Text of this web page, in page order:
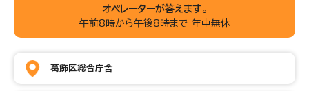
オペレーターが答えます。
午前8時から午後8時まで 年中無休
葛飾区総合庁舎